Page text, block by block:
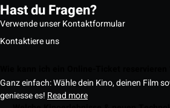
Hast du Fragen?
Verwende unser Kontaktformular
Kontaktiere uns
Ganz einfach: Wähle dein Kino, deinen Film
geniesse es! Read more